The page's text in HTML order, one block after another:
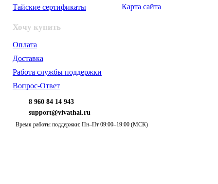
Тайские сертификаты
Хочу купить
Оплата
Доставка
Работа службы поддержки
Вопрос-Ответ
Карта сайта
8 960 84 14 943
support@vivathai.ru
Время работы поддержки: Пн–Пт 09:00–19:00 (МСК)